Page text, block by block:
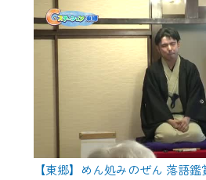
【東郷】めん処みのぜん 落語鑑
作業の間は、
テナンス中」になり、ご
ん。
ご不便をおかけいたしま
よろしくお願いいたしま